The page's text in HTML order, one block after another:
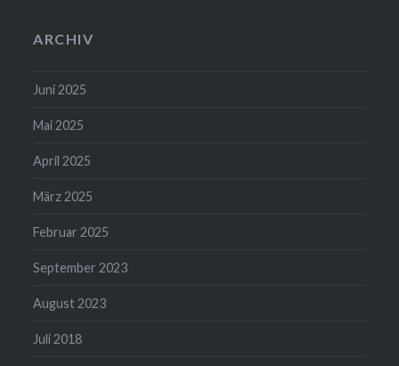
ARCHIV
Juni 2025
Mai 2025
April 2025
März 2025
Februar 2025
September 2023
August 2023
Juli 2018